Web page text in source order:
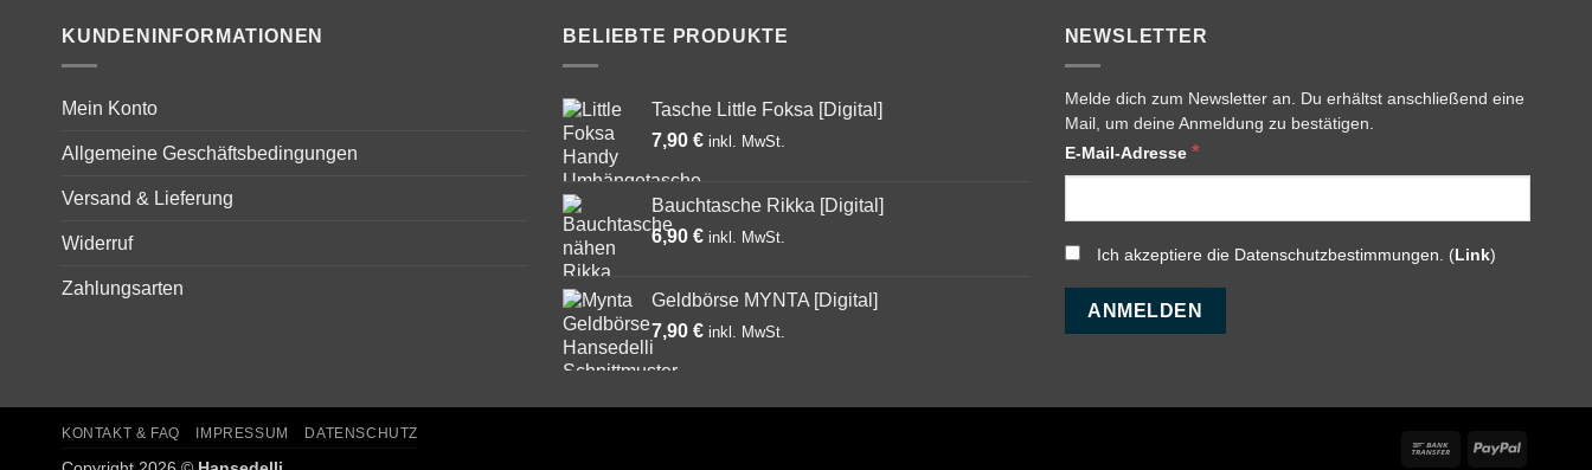
KUNDENINFORMATIONEN
Mein Konto
Allgemeine Geschäftsbedingungen
Versand & Lieferung
Widerruf
Zahlungsarten
BELIEBTE PRODUKTE
Tasche Little Foksa [Digital]
7,90€
Bauchtasche Rikka [Digital]
6,90€
Geldbörse MYNTA [Digital]
7,90€
NEWSLETTER
Melde dich zum Newsletter an. Du erhältst anschließend eine
Mail, um deine Anmeldung zu bestätigen.
E-Mail-Adresse *
Ich akzeptiere die Datenschutzbestimmungen. (Link)
Bank
PayPal
KONTAKT & FAQ IMPRESSUM DATENSCHUTZ